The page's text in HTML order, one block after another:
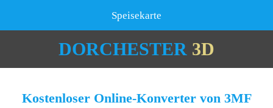
Speisekarte
DORCHESTER 3D
Kostenloser Online-Konverter von 3MF